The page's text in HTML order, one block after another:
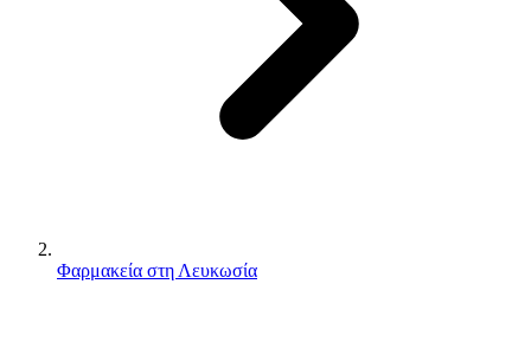
Φαρμακεία στη Λευκωσία